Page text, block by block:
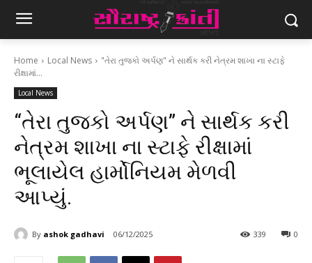
Home Local News
"તેરા તુજકો અર્પણ" ને સાર્થક કરી નેત્રમ શાખા ના સ્ટાફે
રીક્ષામાં...
Local News
“તેરા તુજકો અર્પણ” ને સાર્થક કરી
નેત્રમ શાખા ના સ્ટાફે રીક્ષામાં
ભૂલાયેલ હાર્મોનિયમ મેળવી
આપ્યું.
By ashok gadhavi 06/12/2025 0
339